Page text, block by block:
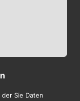
Sie Daten